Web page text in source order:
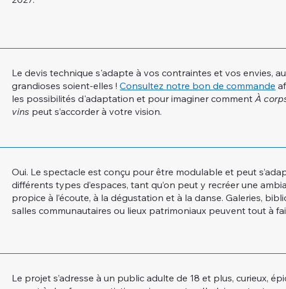
Le devis technique s'adapte à vos contraintes et vos envies,
grandioses soient-elles !Consultez notre bon de commande
les possibilités d'adaptation et pour imaginer commentÀ
vins peut s’accorder à votre vision.
Oui. Le spectacle est conçu pour être modulable et peut
différents types d’espaces, tant qu’on peut y recréer une
propice à l’écoute, à la dégustation et à la danse. Galeries,
salles communautaires ou lieux patrimoniaux peuvent tout à
Le projet s’adresse à un public adulte de 18 et plus, curieux,